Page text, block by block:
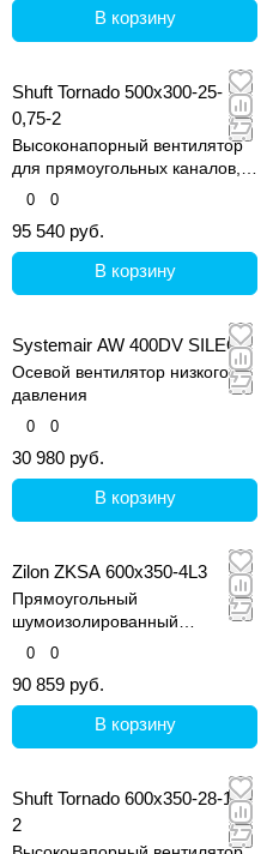
В корзину
Shuft Tornado 500x300-25-
0,75-2
Высоконапорный вентилятор
для прямоугольных каналов,
серия Tornado
0 0
95 540 руб.
В корзину
Systemair AW 400DV SILEO
Осевой вентилятор низкого
давления
0 0
30 980 руб.
В корзину
Zilon ZKSA 600x350-4L3
Прямоугольный
шумоизолированный
вентилятор, серия ZKSA
0 0
90 859 руб.
В корзину
Shuft Tornado 600x350-28-1,1-
2